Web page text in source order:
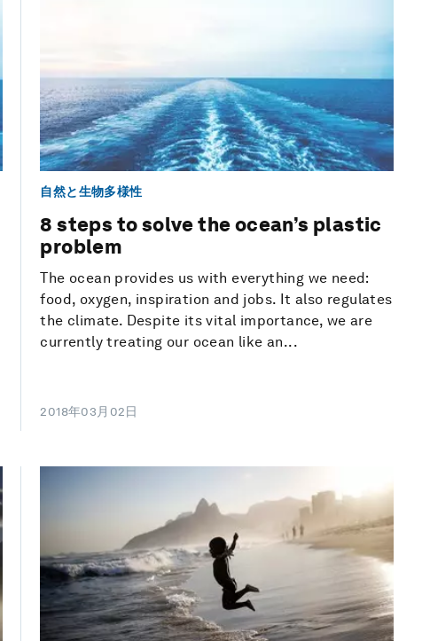
自然と生物多様性
8 steps to solve the ocean’s plastic
problem
The ocean provides us with everything we need:
food, oxygen, inspiration and jobs. It also regulates
the climate. Despite its vital importance, we are
currently treating our ocean like an...
2018年03月02日